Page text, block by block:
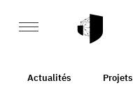
Actualités Projets